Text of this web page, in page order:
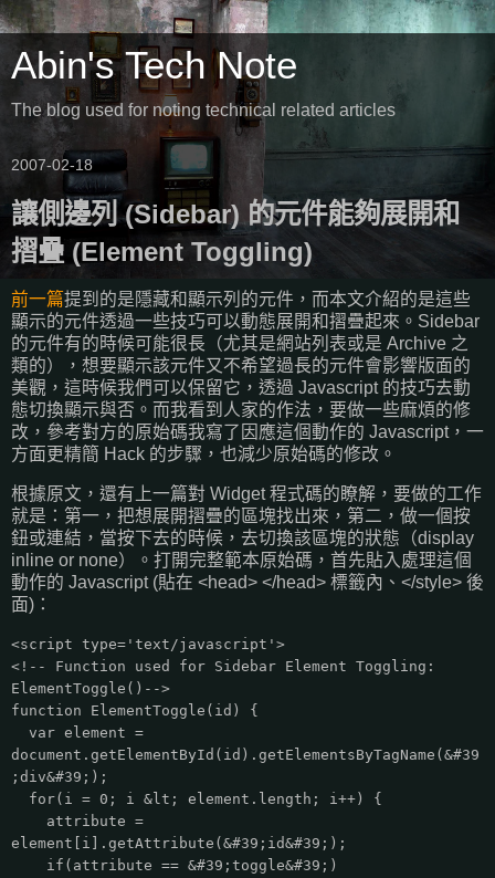
Abin's Tech Note
The blog used for noting technical related articles
2007-02-18
讓側邊列 (Sidebar) 的元件能夠展開和
摺疊 (Element Toggling)
前一篇提到的是隱藏和顯示列的元件，而本文介紹的是這些
顯示的元件透過一些技巧可以動態展開和摺疊起來。Sidebar
的元件有的時候可能很長（尤其是網站列表或是 Archive 之
類的），想要顯示該元件又不希望過長的元件會影響版面的
美觀，這時候我們可以保留它，透過 Javascript 的技巧去動
態切換顯示與否。而我看到人家的作法，要做一些麻煩的修
改，參考對方的原始碼我寫了因應這個動作的 Javascript，一
方面更精簡 Hack 的步驟，也減少原始碼的修改。
根據原文，還有上一篇對 Widget 程式碼的瞭解，要做的工作
就是：第一，把想展開摺疊的區塊找出來，第二，做一個按
鈕或連結，當按下去的時候，去切換該區塊的狀態（display
inline or none）。打開完整範本原始碼，首先貼入處理這個
動作的 Javascript (貼在 <head> </head> 標籤內、</style> 後
面)：
<script type='text/javascript'>
<!-- Function used for Sidebar Element Toggling:
ElementToggle()-->
function ElementToggle(id) {
var element =
document.getElementById(id).getElementsByTagName(&#39
;div&#39;);
for(i = 0; i &lt; element.length; i++) {
attribute =
element[i].getAttribute(&#39;id&#39;);
if(attribute == &#39;toggle&#39;)